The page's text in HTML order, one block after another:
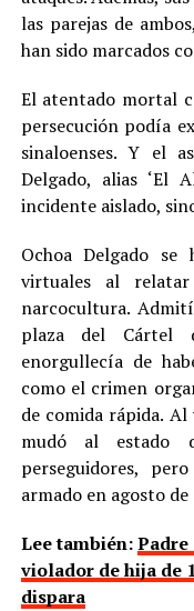
las parejas de
han sido marcados
El atentado mortal
persecución podía
sinaloenses. Y el
Delgado, alias ‘El
incidente aislado,
Ochoa Delgado
virtuales al
narcocultura.
plaza del Cártel
enorgullecía de
como el crimen
de comida rápida.
mudó al estado
perseguidores,
armado en agosto de
Lee también:
violador de hija de
dispara